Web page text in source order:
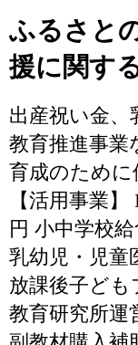
ふるさと
援に関す
出産祝い金、
教育推進事業
育成のために
【活用事業
円 小中学校
乳幼児・児童
放課後子ども
教育研究所運